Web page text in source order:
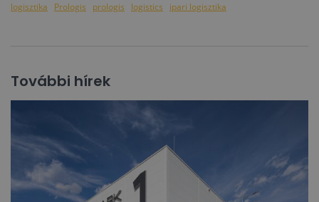
logisztika Prologis prologis logistics ipari logisztika
További hírek